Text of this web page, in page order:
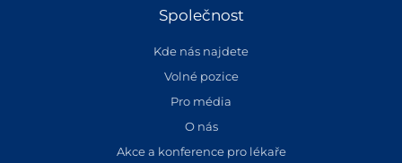
Společnost
Kde nás najdete
Volné pozice
Pro média
O nás
Akce a konference pro lékaře